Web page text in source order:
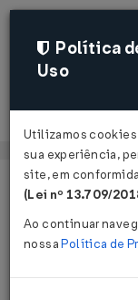
Página Inicial
Política
Uso
Utilizamos
sua experiência,
site, em
(Lei nº 13.709/
Ao continuar
nossaPolítica de